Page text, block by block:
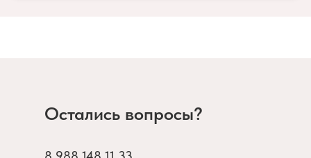
Остались вопросы?